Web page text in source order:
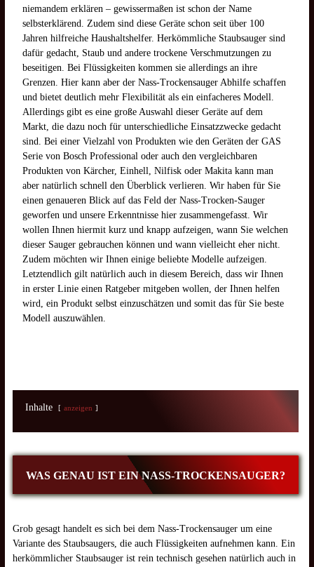
niemandem erklären – gewissermaßen ist schon der Name
selbsterklärend. Zudem sind diese Geräte schon seit über 100
Jahren hilfreiche Haushaltshelfer. Herkömmliche Staubsauger sind
dafür gedacht, Staub und andere trockene Verschmutzungen zu
beseitigen. Bei Flüssigkeiten kommen sie allerdings an ihre
Grenzen. Hier kann aber der Nass-Trockensauger Abhilfe schaffen
und bietet deutlich mehr Flexibilität als ein einfacheres Modell.
Allerdings gibt es eine große Auswahl dieser Geräte auf dem
Markt, die dazu noch für unterschiedliche Einsatzzwecke gedacht
sind. Bei einer Vielzahl von Produkten wie den Geräten der GAS
Serie von Bosch Professional oder auch den vergleichbaren
Produkten von Kärcher, Einhell, Nilfisk oder Makita kann man
aber natürlich schnell den Überblick verlieren. Wir haben für Sie
einen genaueren Blick auf das Feld der Nass-Trocken-Sauger
geworfen und unsere Erkenntnisse hier zusammengefasst. Wir
wollen Ihnen hiermit kurz und knapp aufzeigen, wann Sie welchen
dieser Sauger gebrauchen können und wann vielleicht eher nicht.
Zudem möchten wir Ihnen einige beliebte Modelle aufzeigen.
Letztendlich gilt natürlich auch in diesem Bereich, dass wir Ihnen
in erster Linie einen Ratgeber mitgeben wollen, der Ihnen helfen
wird, ein Produkt selbst einzuschätzen und somit das für Sie beste
Modell auszuwählen.
Inhalte anzeigen
WAS GENAU IST EIN NASS-TROCKENSAUGER?
Grob gesagt handelt es sich bei dem Nass-Trockensauger um eine
Variante des Staubsaugers, die auch Flüssigkeiten aufnehmen kann. Ein
herkömmlicher Staubsauger ist rein technisch gesehen natürlich auch in